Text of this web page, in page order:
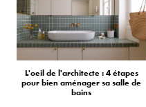
L'oeil de l'architecte : 4 étapes
pour bien aménager sa salle de
bains